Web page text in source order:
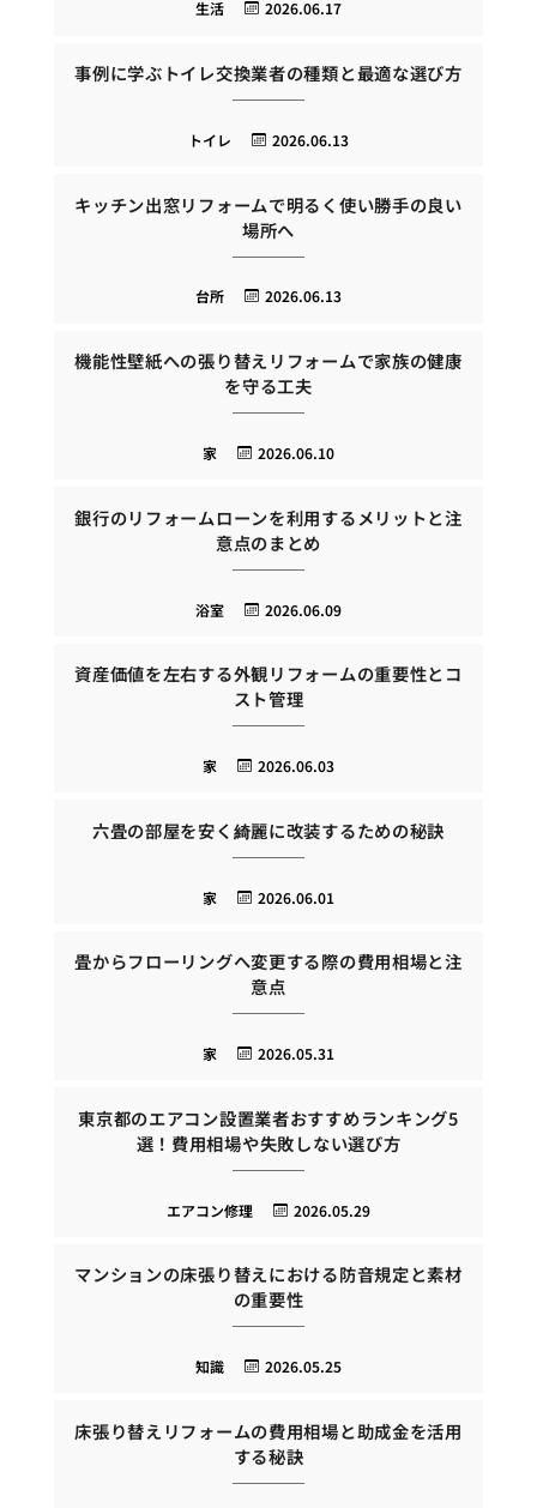
2026.06.17
生活
事例に学ぶトイレ交換業者の種類と最適な選び方
2026.06.13
トイレ
キッチン出窓リフォームで明るく使い勝手の良い
場所へ
2026.06.13
台所
機能性壁紙への張り替えリフォームで家族の健康
を守る工夫
2026.06.10
家
銀行のリフォームローンを利用するメリットと注
意点のまとめ
2026.06.09
浴室
資産価値を左右する外観リフォームの重要性とコ
スト管理
2026.06.03
家
六畳の部屋を安く綺麗に改装するための秘訣
2026.06.01
家
畳からフローリングへ変更する際の費用相場と注
意点
2026.05.31
家
東京都のエアコン設置業者おすすめランキング5
選！費用相場や失敗しない選び方
2026.05.29
エアコン修理
マンションの床張り替えにおける防音規定と素材
の重要性
2026.05.25
知識
床張り替えリフォームの費用相場と助成金を活用
する秘訣